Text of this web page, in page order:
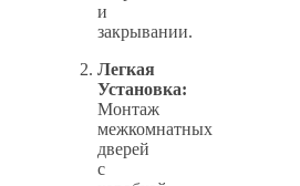
и
закрывании.
Легкая
Установка:
Монтаж
межкомнатных
дверей
с